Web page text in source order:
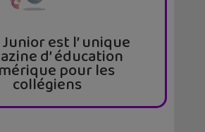
est l’ unique
d’ éducation
pour les
collégiens